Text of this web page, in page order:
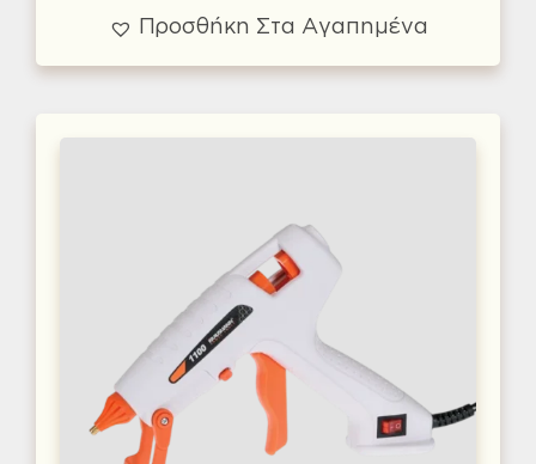
Προσθήκη Στα Αγαπημένα